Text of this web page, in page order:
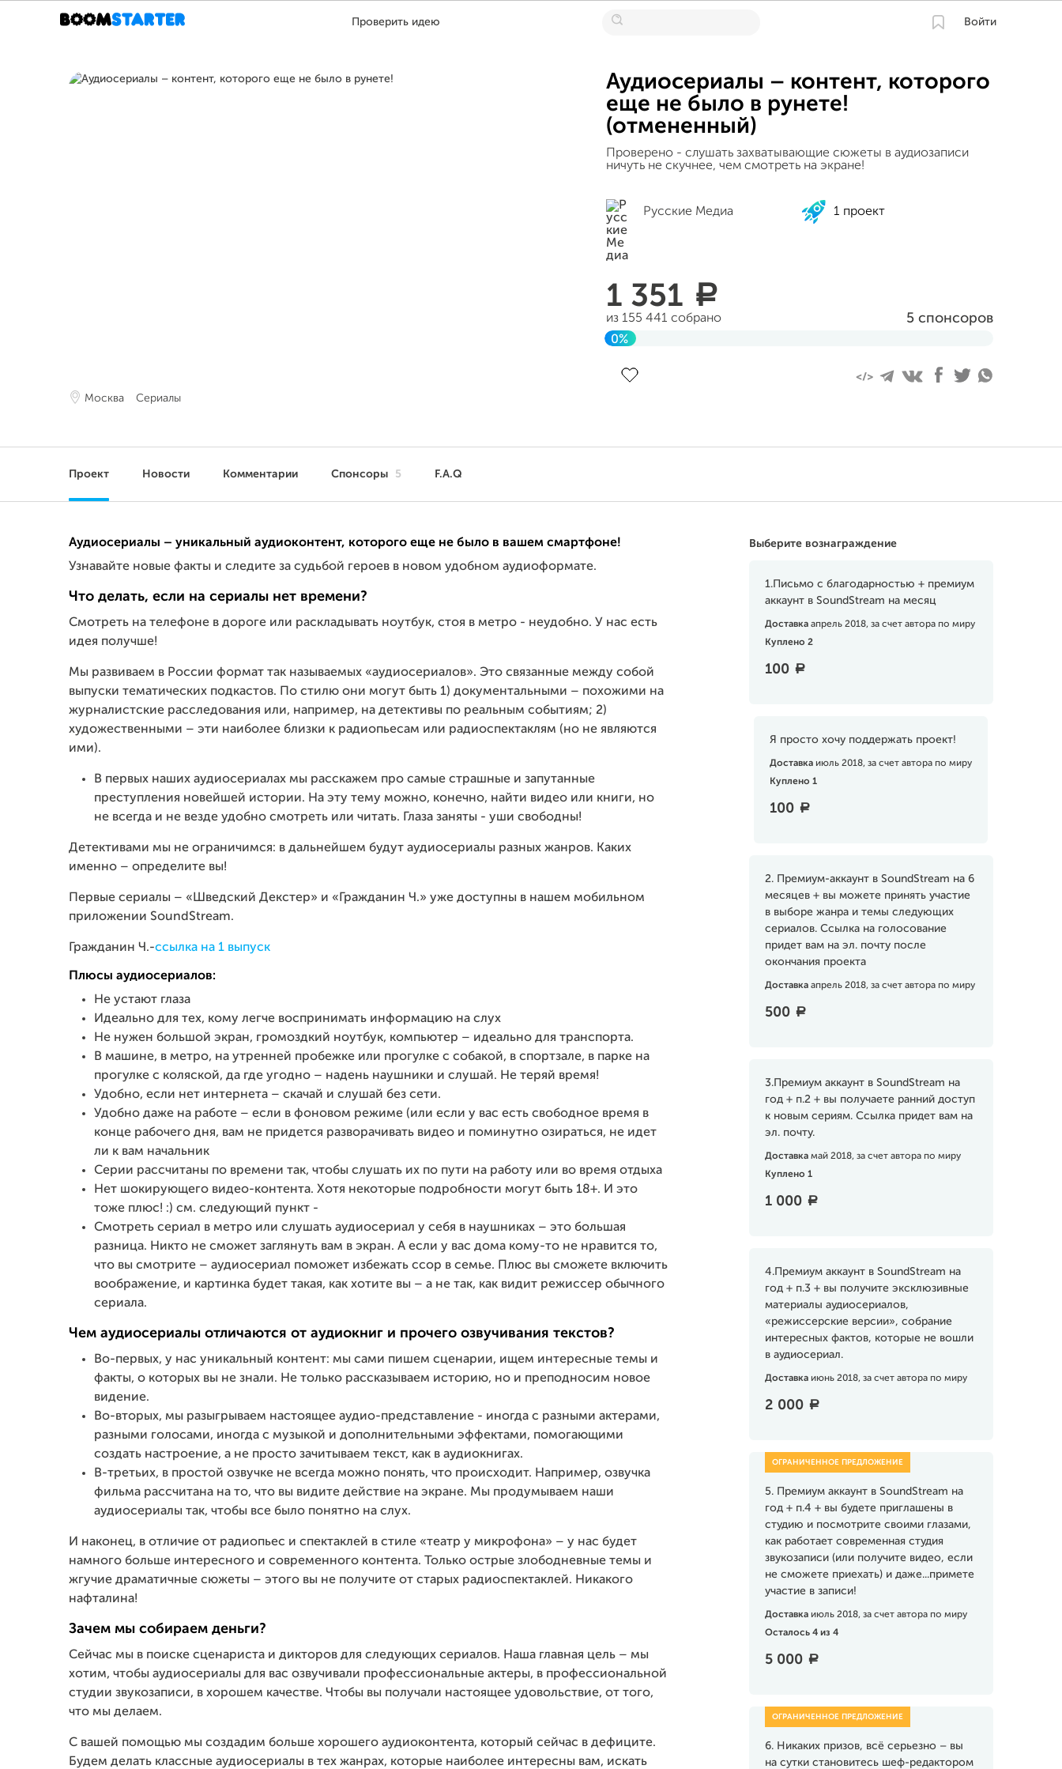
Проверить идею Войти
Москва Сериалы
Аудиосериалы – контент, которого
еще не было в рунете!
(отмененный)
Проверено - слушать захватывающие сюжеты в аудиозаписи
ничуть не скучнее, чем смотреть на экране!
Русские Медиа 1 проект
1 351 a
из 155 441 собрано 5 спонсоров
0%
Проект Новости Комментарии Спонсоры 5 F.A.Q
Выберите вознаграждение
1.Письмо с благодарностью + премиум
аккаунт в SoundStream на месяц
Доставка апрель 2018, за счет автора по миру
Куплено 2
100 a
Я просто хочу поддержать проект!
Доставка июль 2018, за счет автора по миру
Куплено 1
100 a
2. Премиум-аккаунт в SoundStream на 6
месяцев + вы можете принять участие
в выборе жанра и темы следующих
сериалов. Ссылка на голосование
придет вам на эл. почту после
окончания проекта
Доставка апрель 2018, за счет автора по миру
500 a
3.Премиум аккаунт в SoundStream на
год + п.2 + вы получаете ранний доступ
к новым сериям. Ссылка придет вам на
эл. почту.
Доставка май 2018, за счет автора по миру
Куплено 1
1 000 a
4.Премиум аккаунт в SoundStream на
год + п.3 + вы получите эксклюзивные
материалы аудиосериалов,
«режиссерские версии», собрание
интересных фактов, которые не вошли
в аудиосериал.
Доставка июнь 2018, за счет автора по миру
2 000 a
5. Премиум аккаунт в SoundStream на
год + п.4 + вы будете приглашены в
студию и посмотрите своими глазами,
как работает современная студия
звукозаписи (или получите видео, если
не сможете приехать) и даже...примете
участие в записи!
Доставка июль 2018, за счет автора по миру
Осталось 4 из 4
5 000 a
6. Никаких призов, всё серьезно – вы
на сутки становитесь шеф-редактором
Аудиосериалы – уникальный аудиоконтент, которого еще не было в вашем смартфоне!
Узнавайте новые факты и следите за судьбой героев в новом удобном аудиоформате.
Что делать, если на сериалы нет времени?
Смотреть на телефоне в дороге или раскладывать ноутбук, стоя в метро - неудобно. У нас есть
идея получше!
Мы развиваем в России формат так называемых «аудиосериалов». Это связанные между собой
выпуски тематических подкастов. По стилю они могут быть 1) документальными – похожими на
журналистские расследования или, например, на детективы по реальным событиям; 2)
художественными – эти наиболее близки к радиопьесам или радиоспектаклям (но не являются
ими).
В первых наших аудиосериалах мы расскажем про самые страшные и запутанные
преступления новейшей истории. На эту тему можно, конечно, найти видео или книги, но
не всегда и не везде удобно смотреть или читать. Глаза заняты - уши свободны!
Детективами мы не ограничимся: в дальнейшем будут аудиосериалы разных жанров. Каких
именно – определите вы!
Первые сериалы – «Шведский Декстер» и «Гражданин Ч.» уже доступны в нашем мобильном
приложении SoundStream.
Гражданин Ч.-ссылка на 1 выпуск
Плюсы аудиосериалов:
Не устают глаза
Идеально для тех, кому легче воспринимать информацию на слух
Не нужен большой экран, громоздкий ноутбук, компьютер – идеально для транспорта.
В машине, в метро, на утренней пробежке или прогулке с собакой, в спортзале, в парке на
прогулке с коляской, да где угодно – надень наушники и слушай. Не теряй время!
Удобно, если нет интернета – скачай и слушай без сети.
Удобно даже на работе – если в фоновом режиме (или если у вас есть свободное время в
конце рабочего дня, вам не придется разворачивать видео и поминутно озираться, не идет
ли к вам начальник
Серии рассчитаны по времени так, чтобы слушать их по пути на работу или во время отдыха
Нет шокирующего видео-контента. Хотя некоторые подробности могут быть 18+. И это
тоже плюс! :) см. следующий пункт -
Смотреть сериал в метро или слушать аудиосериал у себя в наушниках – это большая
разница. Никто не сможет заглянуть вам в экран. А если у вас дома кому-то не нравится то,
что вы смотрите – аудиосериал поможет избежать ссор в семье. Плюс вы сможете включить
воображение, и картинка будет такая, как хотите вы – а не так, как видит режиссер обычного
сериала.
Чем аудиосериалы отличаются от аудиокниг и прочего озвучивания текстов?
Во-первых, у нас уникальный контент: мы сами пишем сценарии, ищем интересные темы и
факты, о которых вы не знали. Не только рассказываем историю, но и преподносим новое
видение.
Во-вторых, мы разыгрываем настоящее аудио-представление - иногда с разными актерами,
разными голосами, иногда с музыкой и дополнительными эффектами, помогающими
создать настроение, а не просто зачитываем текст, как в аудиокнигах.
В-третьих, в простой озвучке не всегда можно понять, что происходит. Например, озвучка
фильма рассчитана на то, что вы видите действие на экране. Мы продумываем наши
аудиосериалы так, чтобы все было понятно на слух.
И наконец, в отличие от радиопьес и спектаклей в стиле «театр у микрофона» – у нас будет
намного больше интересного и современного контента. Только острые злободневные темы и
жгучие драматичные сюжеты – этого вы не получите от старых радиоспектаклей. Никакого
нафталина!
Зачем мы собираем деньги?
Сейчас мы в поиске сценариста и дикторов для следующих сериалов. Наша главная цель – мы
хотим, чтобы аудиосериалы для вас озвучивали профессиональные актеры, в профессиональной
студии звукозаписи, в хорошем качестве. Чтобы вы получали настоящее удовольствие, от того,
что мы делаем.
С вашей помощью мы создадим больше хорошего аудиоконтента, который сейчас в дефиците.
Будем делать классные аудиосериалы в тех жанрах, которые наиболее интересны вам, искать